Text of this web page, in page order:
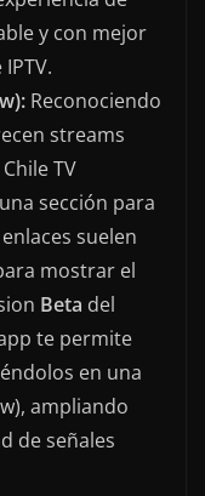
y con mejor
Reconociendo
streams
TV
sección para
suelen
mostrar el
Beta del
te permite
en una
ampliando
de señales